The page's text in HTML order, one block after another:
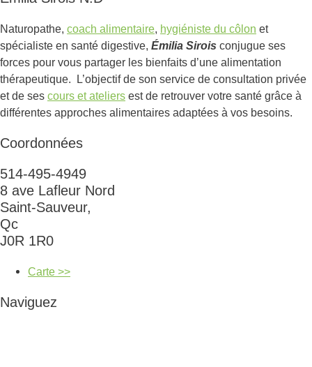
Naturopathe, coach alimentaire, hygiéniste du côlon et
spécialiste en santé digestive, Émilia Sirois conjugue ses
forces pour vous partager les bienfaits d’une alimentation
thérapeutique. L’objectif de son service de consultation privée
et de ses cours et ateliers est de retrouver votre santé grâce à
différentes approches alimentaires adaptées à vos besoins.
Coordonnées
514-495-4949
8 ave Lafleur Nord
Saint-Sauveur,
Qc
J0R 1R0
Carte >>
Naviguez